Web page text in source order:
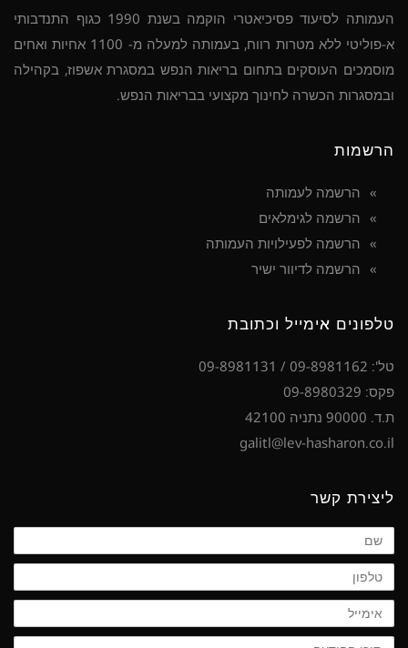
העמותה לסיעוד פסיכיאטרי הוקמה בשנת 1990 כגוף התנדבותי
א-פוליטי ללא מטרות רווח, בעמותה למעלה מ- 1100 אחיות ואחים
מוסמכים העוסקים בתחום בריאות הנפש במסגרת אשפוז, בקהילה
ובמסגרות הכשרה לחינוך מקצועי בבריאות הנפש.
הרשמות
הרשמה לעמותה
הרשמה לגימלאים
הרשמה לפעילויות העמותה
הרשמה לדיוור ישיר
טלפונים אימייל וכתובת
טל': 09-8981162 / 09-8981131
פקס: 09-8980329
ת.ד. 90000 נתניה 42100
galitl@lev-hasharon.co.il
ליצירת קשר
שם
טלפון
אימייל
תוכן